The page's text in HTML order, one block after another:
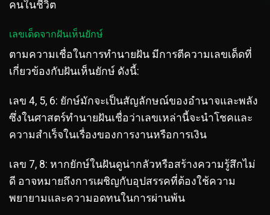
คนในชีวิต
เลขเด็ดจากฝันเห็นยักษ์
ตามความเชื่อในการทำนายฝัน มีการตีความเลขเด็ดที่
เกี่ยวข้องกับฝันเห็นยักษ์ ดังนี้:
เลข 4, 5, 6: ยักษ์มักจะเป็นสัญลักษณ์ของอำนาจและพลัง
ซึ่งในศาสตร์ทำนายฝันเชื่อว่าเลขเหล่านี้จะนำโชคและ
ความสำเร็จในเรื่องของการงานหรือการเงิน
เลข 7, 8: หากยักษ์ในฝันดูน่ากลัวหรือสร้างความรู้สึกไม่
ดี อาจหมายถึงการเผชิญกับอุปสรรคที่ต้องใช้ความ
พยายามและความอดทนในการผ่านพ้น